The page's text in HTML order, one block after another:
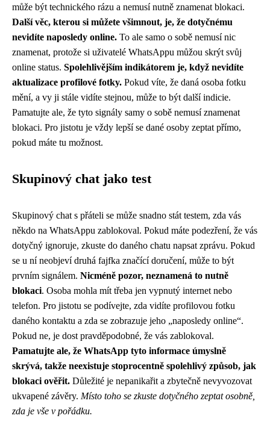
může být technického rázu a nemusí nutně znamenat blokaci.
Další věc, kterou si můžete všimnout, je, že dotyčnému
nevidíte naposledy online. To ale samo o sobě nemusí nic
znamenat, protože si uživatelé WhatsAppu můžou skrýt svůj
online status. Spolehlivějším indikátorem je, když nevidíte
aktualizace profilové fotky. Pokud víte, že daná osoba fotku
mění, a vy ji stále vidíte stejnou, může to být další indicie.
Pamatujte ale, že tyto signály samy o sobě nemusí znamenat
blokaci. Pro jistotu je vždy lepší se dané osoby zeptat přímo,
pokud máte tu možnost.
Skupinový chat jako test
Skupinový chat s přáteli se může snadno stát testem, zda vás
někdo na WhatsAppu zablokoval. Pokud máte podezření, že vás
dotyčný ignoruje, zkuste do daného chatu napsat zprávu. Pokud
se u ní neobjeví druhá fajfka značící doručení, může to být
prvním signálem. Nicméně pozor, neznamená to nutně
blokaci. Osoba mohla mít třeba jen vypnutý internet nebo
telefon. Pro jistotu se podívejte, zda vidíte profilovou fotku
daného kontaktu a zda se zobrazuje jeho „naposledy online“.
Pokud ne, je dost pravděpodobné, že vás zablokoval.
Pamatujte ale, že WhatsApp tyto informace úmyslně
skrývá, takže neexistuje stoprocentně spolehlivý způsob, jak
blokaci ověřit. Důležité je nepanikařit a zbytečně nevyvozovat
ukvapené závěry. Místo toho se zkuste dotyčného zeptat osobně,
zda je vše v pořádku.